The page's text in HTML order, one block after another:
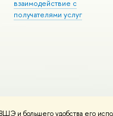
и большего удобства его
взаимодействие с
получателями услуг
контакты Условия